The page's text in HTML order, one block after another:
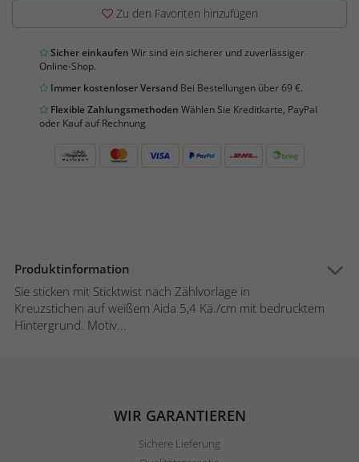
Zu den Favoriten hinzufügen
Sicher einkaufen Wir sind ein sicherer und zuverlässiger
Online-Shop.
Immer kostenloser Versand Bei Bestellungen über 69 €.
Flexible Zahlungsmethoden Wählen Sie Kreditkarte, PayPal
oder Kauf auf Rechnung
Produktinformation
Sie sticken mit Sticktwist nach Zählvorlage in
Kreuzstichen auf weißem Aida 5,4 Kä./cm mit bedrucktem
Hintergrund. Motiv...
WIR GARANTIEREN
Sichere Lieferung